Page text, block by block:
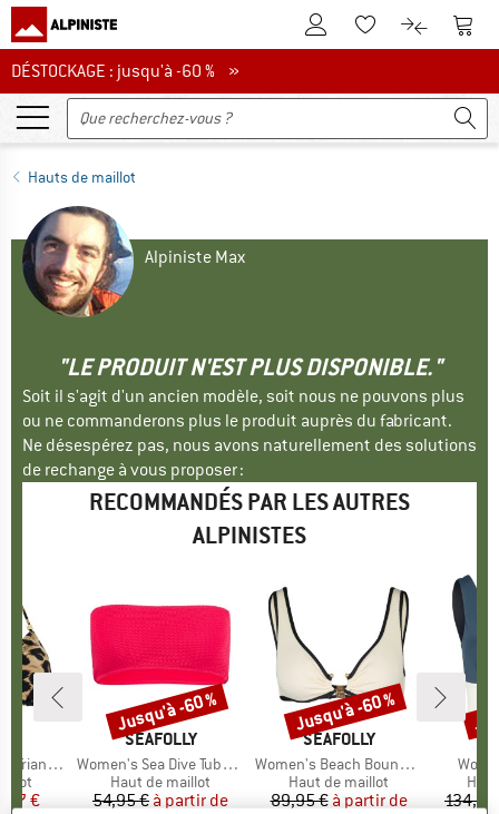
Vers le compte client
Vers la liste
Vers le
DÉSTOCKAGE : jusqu'à -60 %
DÉSTOCKAGE : jusqu'à -60 % »
Hauts de maillot
Alpiniste Max
"LE PRODUIT N'EST PLUS DISPONIBLE."
Soit il s'agit d'un ancien modèle, soit nous ne pouvons plus
ou ne commanderons plus le produit auprès du fabricant.
Ne désespérez pas, nous avons naturellement des solutions
de rechange à vous proposer :
RECOMMANDÉS PAR LES AUTRES
ALPINISTES
Bikini Top
réduit
€
MARQUE
SEAFOLLY
Article
Women's Sea Dive Tube Top
Product group
Haut de maillot
Prix
54,95 € Prix réduit
à partir de
Remise
Jusqu'à -60 %
MARQUE
SEAFOLLY
Article
Women's Beach Bound Ring Front Tank
Product group
Haut de maillot
Prix
89,95 € Prix réduit
à partir de
Remise
Jusqu'à -60 %
Article